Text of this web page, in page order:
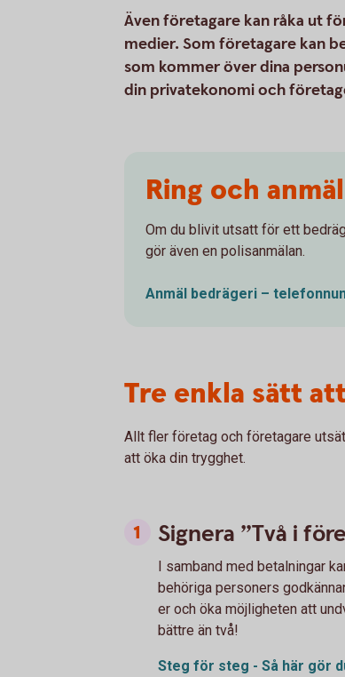
Även företagare kan råka ut
medier. Som företagare kan
som kommer över dina
din privatekonomi och
Ring och
Om du blivit utsatt för ett
gör även en polisanmälan.
Anmäl bedrägeri –
Tre enkla sätt
Allt fler företag och företagare
att öka din trygghet.
Signera ”Två i
I samband med betalningar
behöriga personers
er och öka möjligheten att
bättre än två!
Steg för steg - Så här gör